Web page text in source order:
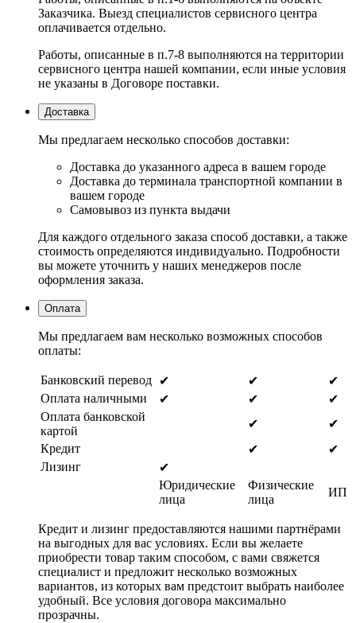
Заказчика. Выезд специалистов сервисного центра
оплачивается отдельно.
Работы, описанные в п.7-8 выполняются на территории
сервисного центра нашей компании, если иные условия
не указаны в Договоре поставки.
Доставка
Мы предлагаем несколько способов доставки:
Доставка до указанного адреса в вашем городе
Доставка до терминала транспортной компании в
вашем городе
Самовывоз из пункта выдачи
Для каждого отдельного заказа способ доставки, а также
стоимость определяются индивидуально. Подробности
вы можете уточнить у наших менеджеров после
оформления заказа.
Оплата
Мы предлагаем вам несколько возможных способов
оплаты:
Банковский перевод ✔ ✔
✔
Оплата наличными
✔ ✔
✔
Оплата банковской
картой
✔
✔
Кредит
✔
✔
Лизинг
✔
Юридические
лица
Физические
лица
ИП
Кредит и лизинг предоставляются нашими партнёрами
на выгодных для вас условиях. Если вы желаете
приобрести товар таким способом, с вами свяжется
специалист и предложит несколько возможных
вариантов, из которых вам предстоит выбрать наиболее
удобный. Все условия договора максимально
прозрачны.